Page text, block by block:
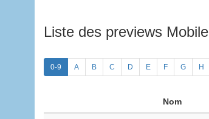
Liste des previews Mobile
0-9 A B C D E F G H
Nom